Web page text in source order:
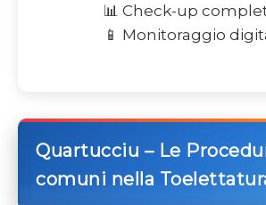
📊 Check-up
📱 Monitoraggio
Quartucciu – Le
comuni nella